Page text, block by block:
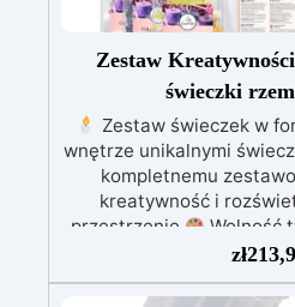
Zestaw
świeczki
Zestaw świeczek w
wnętrze unikalnymi
kompletnemu
kreatywność i
przestrzenie
Wolność
świeczek o oryginalnych
kolor i zapach, których
niepowtarzalną
zł